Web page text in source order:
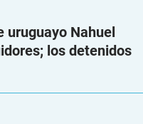
uruguayo Nahuel
los detenidos